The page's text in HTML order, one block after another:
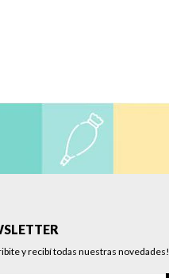
y recibí todas nuestras novedades!